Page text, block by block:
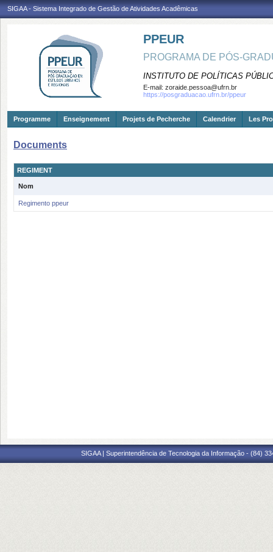
SIGAA - Sistema Integrado de Gestão de Atividades Acadêmicas
PPEUR
PROGRAMA DE PÓS-
INSTITUTO DE POLÍTICAS
E-mail: zoraide.pessoa@ufrn.br
https://posgraduacao.ufrn.br/ppeur
Programme Enseignement Projets de Pecherche Calendrier Les
Documents
REGIMENT
Nom
Regimento ppeur
SIGAA | Superintendência de Tecnologia da Informação - (84)